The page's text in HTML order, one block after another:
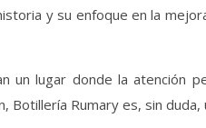
y su enfoque en la
un lugar donde la atención
Botillería Rumary es, sin